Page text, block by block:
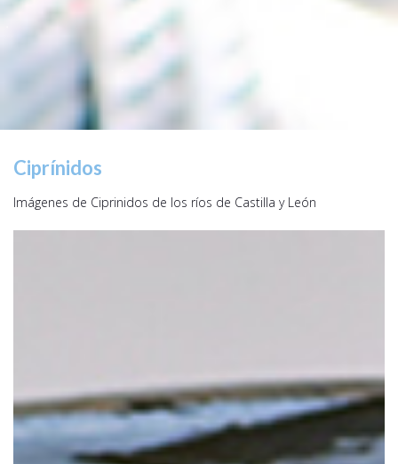
Ciprínidos
Imágenes de Ciprinidos de los ríos de Castilla y León